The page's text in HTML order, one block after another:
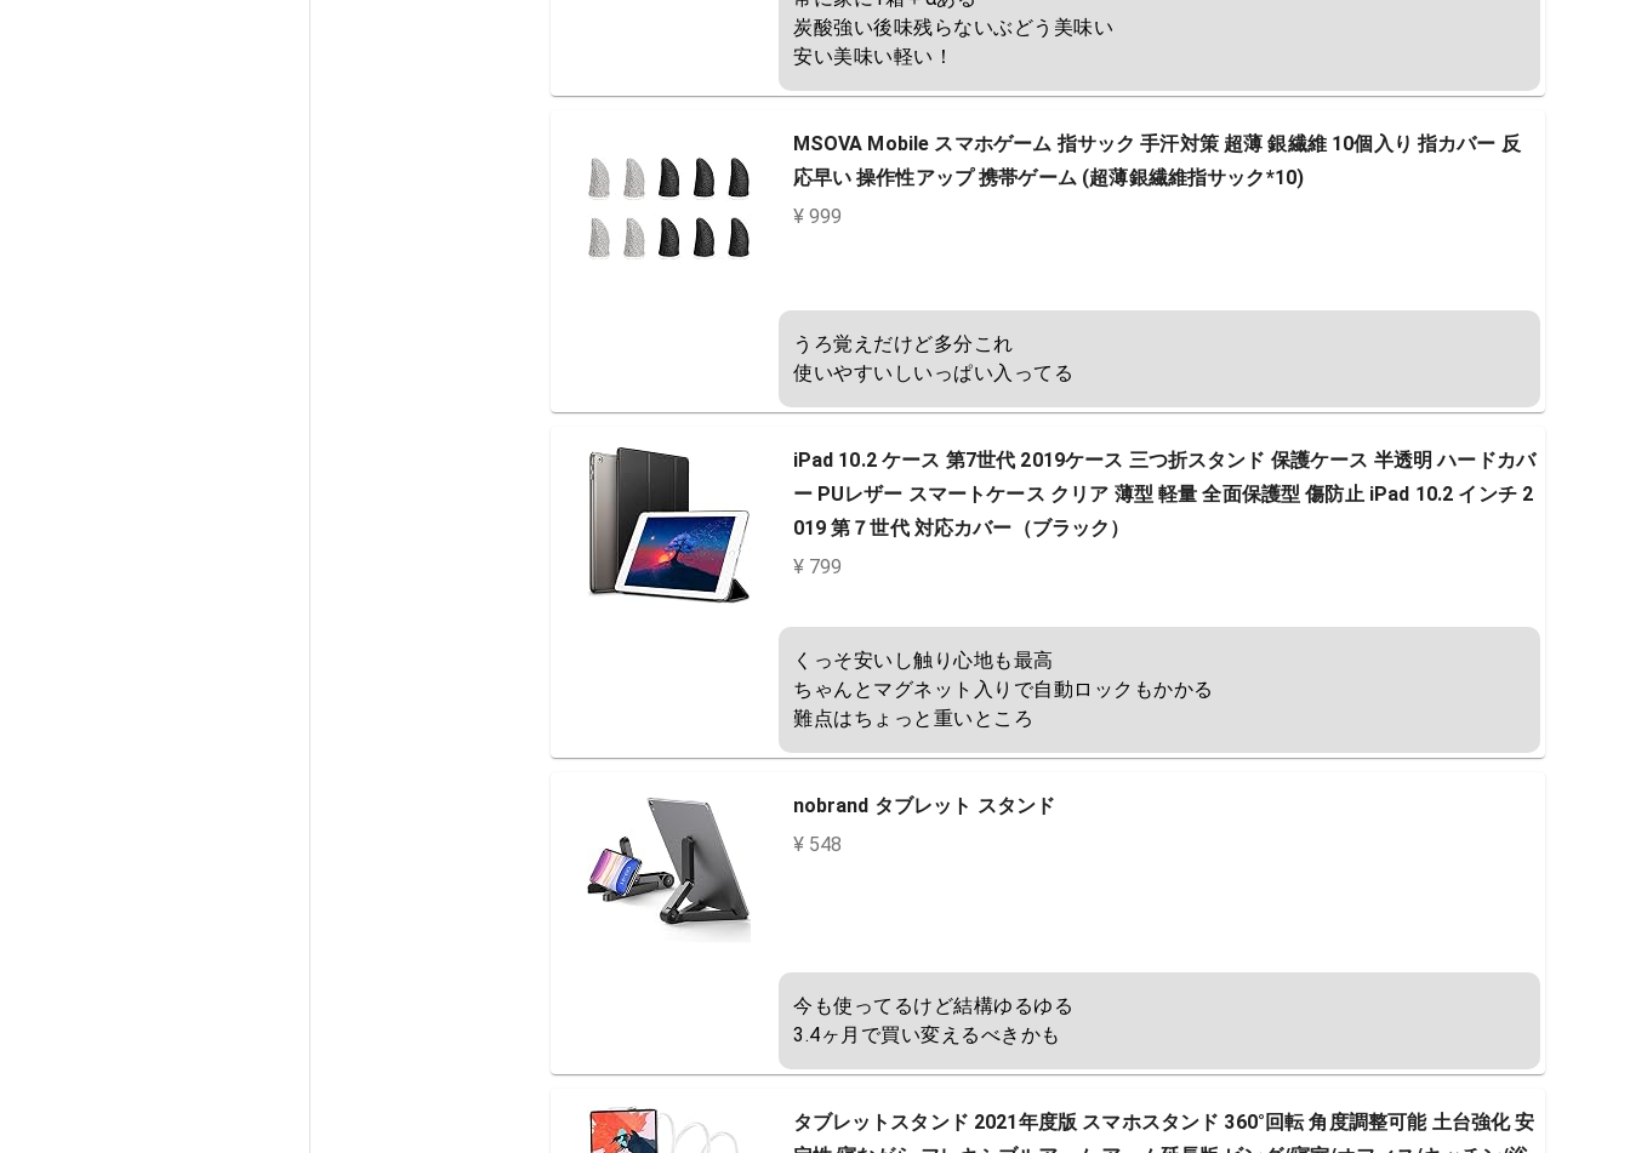
炭酸強い後味残らないぶどう美味い
安い美味い軽い！
MSOVA Mobile スマホゲーム 指サック 手汗対策 超薄 銀繊維 10個入り 指カバー 反
応早い 操作性アップ 携帯ゲーム (超薄銀繊維指サック*10)
¥ 999
うろ覚えだけど多分これ
使いやすいしいっぱい入ってる
iPad 10.2 ケース 第7世代 2019ケース 三つ折スタンド 保護ケース 半透明 ハードカバ
ー PUレザー スマートケース クリア 薄型 軽量 全面保護型 傷防止 iPad 10.2 インチ 2
019 第７世代 対応カバー（ブラック）
¥ 799
くっそ安いし触り心地も最高
ちゃんとマグネット入りで自動ロックもかかる
難点はちょっと重いところ
nobrand タブレット スタンド
¥ 548
今も使ってるけど結構ゆるゆる
3.4ヶ月で買い変えるべきかも
タブレットスタンド 2021年度版 スマホスタンド 360°回転 角度調整可能 土台強化 安